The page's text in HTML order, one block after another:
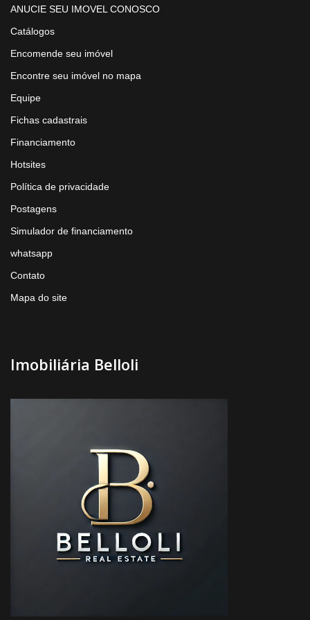
ANUCIE SEU IMOVEL CONOSCO
Catálogos
Encomende seu imóvel
Encontre seu imóvel no mapa
Equipe
Fichas cadastrais
Financiamento
Hotsites
Política de privacidade
Postagens
Simulador de financiamento
whatsapp
Contato
Mapa do site
Imobiliária Belloli